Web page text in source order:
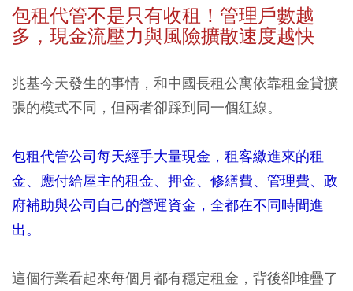
包租代管不是只有收租！管理戶數越
多，現金流壓力與風險擴散速度越快
兆基今天發生的事情，和中國長租公寓依靠租金貸擴
張的模式不同，但兩者卻踩到同一個紅線。
包租代管公司每天經手大量現金，租客繳進來的租
金、應付給屋主的租金、押金、修繕費、管理費、政
府補助與公司自己的營運資金，全都在不同時間進
出。
這個行業看起來每個月都有穩定租金，背後卻堆疊了